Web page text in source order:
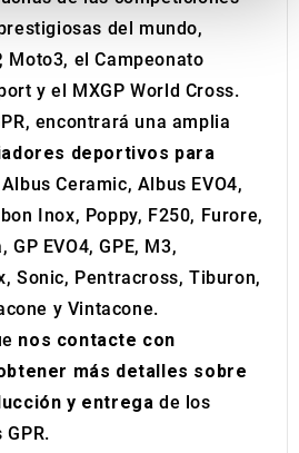
and to analyse our traffic.
about your use of our site with
and analytics partners who
information that you’ve
they’ve collected from your use
del mundo,
Moto3, el Campeonato
y el MXGP World Cross.
encontrará una amplia
deportivos para
Ceramic, Albus EVO4,
Inox, Poppy, F250, Furore,
GP EVO4, GPE, M3,
Sonic, Pentracross, Tiburon,
y Vintacone.
nos contacte con
más detalles sobre
y entrega de los